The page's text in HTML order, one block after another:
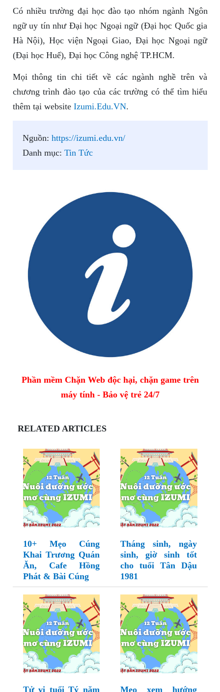
Có nhiều trường đại học đào tạo nhóm ngành Ngôn
ngữ uy tín như Đại học Ngoại ngữ (Đại học Quốc gia
Hà Nội), Học viện Ngoại Giao, Đại học Ngoại ngữ
(Đại học Huế), Đại học Công nghệ TP.HCM.
Mọi thông tin chi tiết về các ngành nghề trên và
chương trình đào tạo của các trường có thể tìm hiểu
thêm tại website Izumi.Edu.VN.
Nguồn: https://izumi.edu.vn/
Danh mục: Tin Tức
Phần mềm Chặn Web độc hại, chặn game trên
máy tính - Bảo vệ trẻ 24/7
RELATED ARTICLES
10+ Mẹo Cúng
Khai Trương Quán
Ăn, Cafe Hồng
Phát & Bài Cúng
Tháng sinh, ngày
sinh, giờ sinh tốt
cho tuổi Tân Dậu
1981
Tử vi tuổi Tý năm Mẹo xem hướng